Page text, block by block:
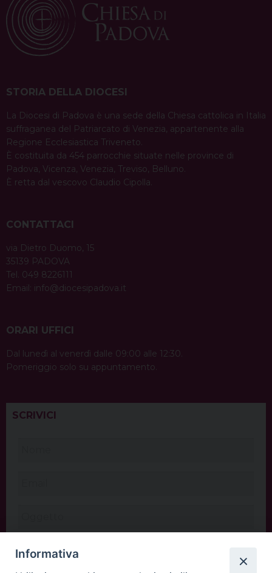
STORIA DELLA DIOCESI
La Diocesi di Padova è una sede della Chiesa cattolica in Italia
suffraganea del Patriarcato di Venezia, appartenente alla
Regione Ecclesiastica Triveneto.
È costituita da 454 parrocchie situate nelle province di
Padova, Vicenza, Venezia, Treviso, Belluno.
È retta dal vescovo Claudio Cipolla.
CONTATTACI
via Dietro Duomo, 15
35139 PADOVA
Tel. 049 8226111
Email: info@diocesipadova.it
ORARI UFFICI
Dal lunedì al venerdì dalle 09:00 alle 12:30.
Pomeriggio solo su appuntamento.
SCRIVICI
Informativa